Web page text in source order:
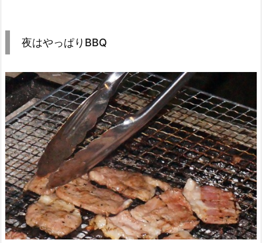
夜はやっぱりBBQ